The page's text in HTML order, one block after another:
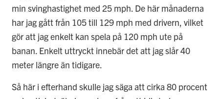
min svinghastighet med 25 mph. De här månaderna
har jag gått från 105 till 129 mph med drivern, vilket
gör att jag enkelt kan spela på 120 mph ute på
banan. Enkelt uttryckt innebär det att jag slår 40
meter längre än tidigare.
Så här i efterhand skulle jag säga att cirka 80 procent